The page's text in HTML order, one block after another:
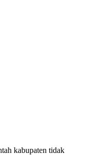
kabupaten tidak